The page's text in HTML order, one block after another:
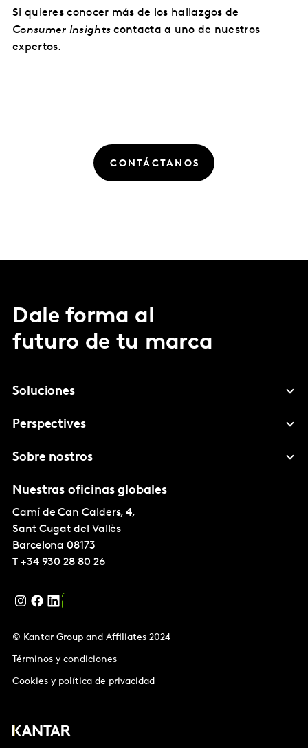
Si quieres conocer más de los hallazgos de
Consumer Insights contacta a uno de nuestros
expertos.
CONTÁCTANOS
Dale forma al
futuro de tu marca
Soluciones
Perspectives
Sobre nostros
Nuestras oficinas globales
Camí de Can Calders, 4,
Sant Cugat del Vallès
Barcelona 08173
T +34 930 28 80 26
© Kantar Group and Affiliates 2024
Términos y condiciones
Cookies y política de privacidad